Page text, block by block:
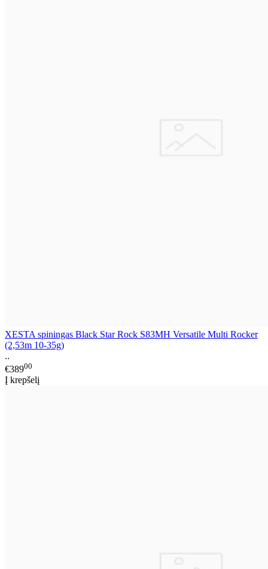
XESTA spiningas Black Star Rock S83MH Versatile Multi Rocker
(2,53m 10-35g)
..
€38900
Į krepšelį